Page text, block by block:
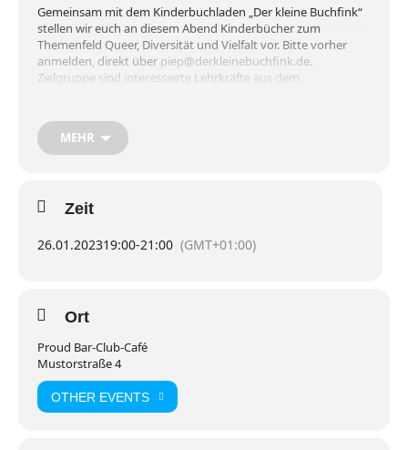
Gemeinsam mit dem Kinderbuchladen „Der kleine Buchfink“
stellen wir euch an diesem Abend Kinderbücher zum
Themenfeld Queer, Diversität und Vielfalt vor. Bitte vorher
anmelden, direkt über piep@derkleinebuchfink.de.
Zielgruppe sind interessierte Lehrkräfte aus dem
MEHR
Zeit
26.01.202319:00-21:00 (GMT+01:00)
Ort
Proud Bar-Club-Café
Mustorstraße 4
OTHER EVENTS